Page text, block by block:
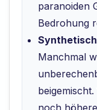
paranoiden
Bedrohung
Manchmal